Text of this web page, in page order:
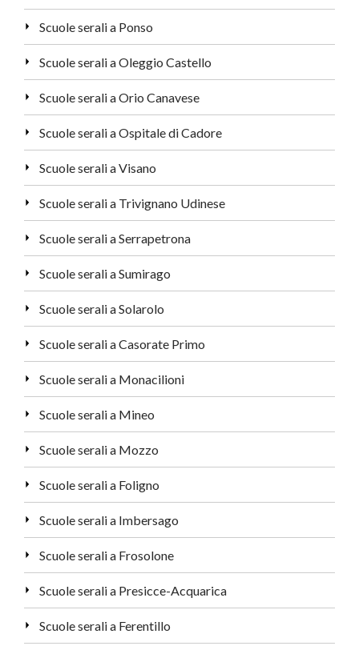
Scuole serali a Ponso
Scuole serali a Oleggio Castello
Scuole serali a Orio Canavese
Scuole serali a Ospitale di Cadore
Scuole serali a Visano
Scuole serali a Trivignano Udinese
Scuole serali a Serrapetrona
Scuole serali a Sumirago
Scuole serali a Solarolo
Scuole serali a Casorate Primo
Scuole serali a Monacilioni
Scuole serali a Mineo
Scuole serali a Mozzo
Scuole serali a Foligno
Scuole serali a Imbersago
Scuole serali a Frosolone
Scuole serali a Presicce-Acquarica
Scuole serali a Ferentillo